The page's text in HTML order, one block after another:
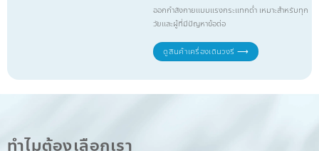
ออกกำลังกายแบบแรงกระแทกต่ำ เหมาะสำหรับทุก
วัยและผู้ที่มีปัญหาข้อต่อ
ดูสินค้าเครื่องเดินวงรี ⟶
ทำไมต้องเลือกเรา